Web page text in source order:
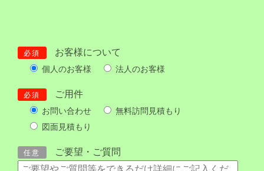
必須 お客様について
個人のお客様 法人のお客様
必須 ご用件
お問い合わせ
無料訪問見積もり
図面見積もり
任意 ご要望・ご質問